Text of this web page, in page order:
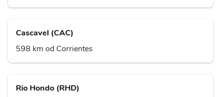
Cascavel (CAC)
598 km od Corrientes
Rio Hondo (RHD)